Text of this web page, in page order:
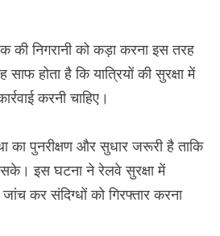
की निगरानी को कड़ा करना इस तरह
होता है कि यात्रियों की सुरक्षा में
करनी चाहिए।
पुनरीक्षण और सुधार जरूरी है ताकि
सके। इस घटना ने रेलवे सुरक्षा में
कर संदिग्धों को गिरफ्तार करना